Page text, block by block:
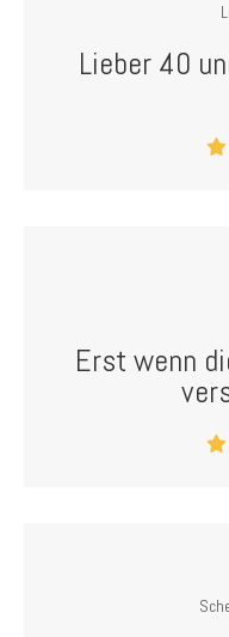
Lieber 40
Erst wenn